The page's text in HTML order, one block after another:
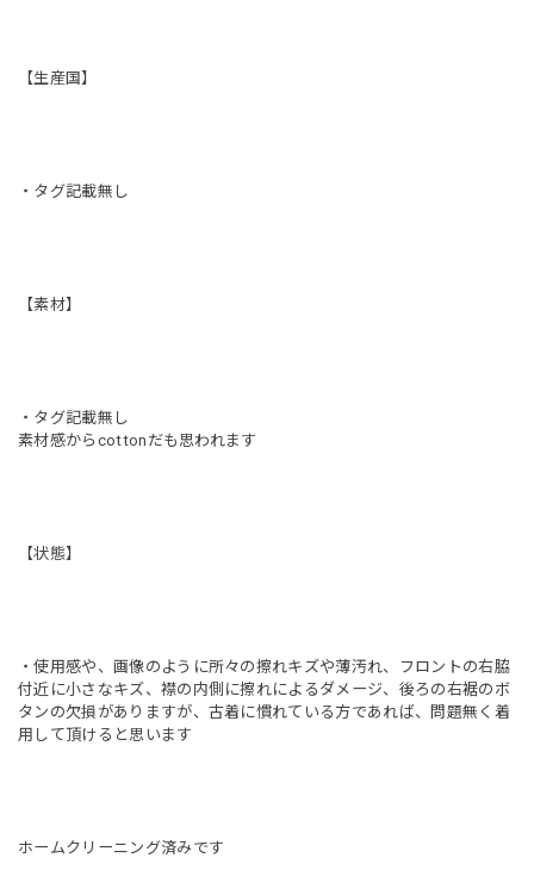
【生産国】
・タグ記載無し
【素材】
・タグ記載無し
素材感からcottonだも思われます
【状態】
・使用感や、画像のように所々の擦れキズや薄汚れ、フロントの右脇
付近に小さなキズ、襟の内側に擦れによるダメージ、後ろの右裾のボ
タンの欠損がありますが、古着に慣れている方であれば、問題無く着
用して頂けると思います
ホームクリーニング済みです